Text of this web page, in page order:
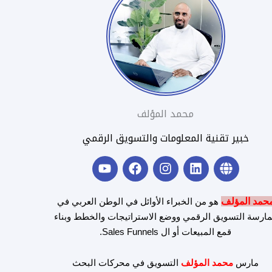
محمد المؤلف
خبير تقنية المعلومات والتسويق الرقمي
G
l
b
L
i
k
e
d
i
I
n
t
a
g
r
m
F
a
e
b
o
o
Y
o
t
u
b
e
المؤلف هو من الخبراء الأوائل في الوطن العربي في
التسويق الرقمي ووضع الاستراتيجات والخطط وبناء
قمع المبيعات أو ال Sales Funnels.
مارس محمد المؤلف التسويق في محركات البحث